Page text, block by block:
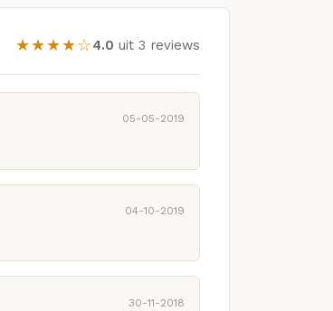
★★★★☆4.0 uit 3 reviews
05-05-2019
04-10-2019
30-11-2018